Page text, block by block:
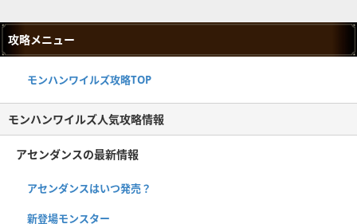
攻略メニュー
モンハンワイルズ攻略TOP
モンハンワイルズ人気攻略情報
アセンダンスの最新情報
アセンダンスはいつ発売？
新登場モンスター